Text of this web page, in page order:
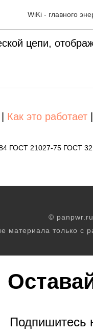
WiKi - главного
цепи,
Как это работает
ГОСТ 21027-75 ГОСТ
©
материала только с
Подпишитесь